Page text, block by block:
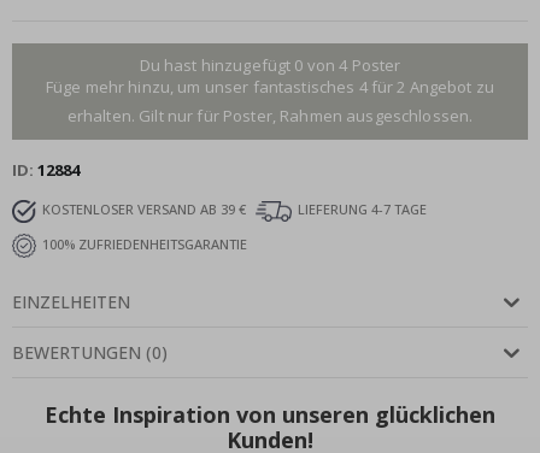
Du hast hinzugefügt 0 von 4 Poster
Füge mehr hinzu, um unser fantastisches 4 für 2 Angebot zu
erhalten. Gilt nur für Poster, Rahmen ausgeschlossen.
ID 12884
KOSTENLOSER VERSAND AB 39 €
LIEFERUNG 4-7 TAGE
100% ZUFRIEDENHEITSGARANTIE
EINZELHEITEN
BEWERTUNGEN (0)
Echte Inspiration von unseren glücklichen
Kunden!